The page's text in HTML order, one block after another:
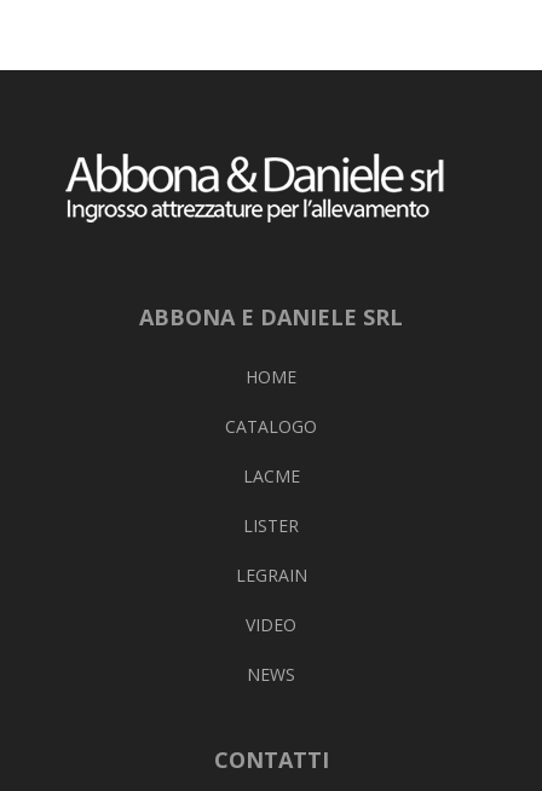
ABBONA E DANIELE SRL
HOME
CATALOGO
LACME
LISTER
LEGRAIN
VIDEO
NEWS
CONTATTI